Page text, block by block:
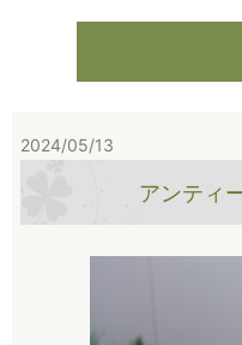
2024/05/13
アンティ